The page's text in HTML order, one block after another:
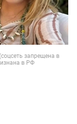
запрещена в
в РФ